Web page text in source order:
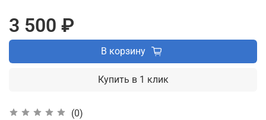
(0)
3 500 ₽
В корзину
Купить в 1 клик